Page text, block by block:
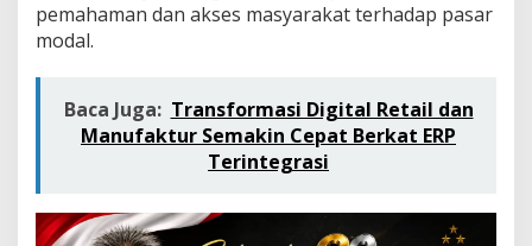
M
l
pemahaman dan akses masyarakat terhadap pasar
modal.
Baca Juga: Transformasi Digital Retail dan
Manufaktur Semakin Cepat Berkat ERP
Terintegrasi